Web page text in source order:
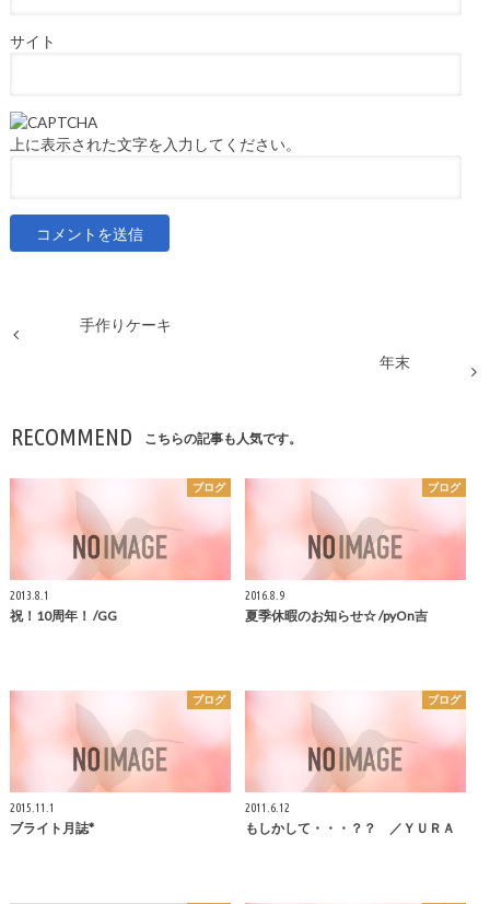
サイト
上に表示された文字を入力してください。
手作りケーキ
年末
RECOMMEND こちらの記事も人気です。
ブログ
2013.8.1
祝！10周年！ /GG
ブログ
2016.8.9
夏季休暇のお知らせ☆ /pyOn吉
ブログ
2015.11.1
ブライト月誌*
ブログ
2011.6.12
もしかして・・・？？ ／ＹＵＲＡ